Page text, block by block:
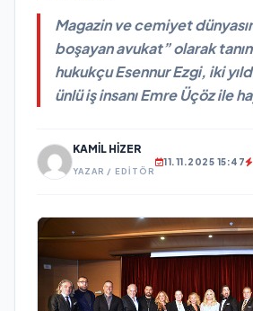
Magazin ve cemiyet
boşayan avukat” olarak
hukukçu Esennur Ezgi, iki
ünlü iş insanı Emre Üçöz ile
KAMIL HIZER
YAZAR / EDITÖR
11.11.2025 15:47